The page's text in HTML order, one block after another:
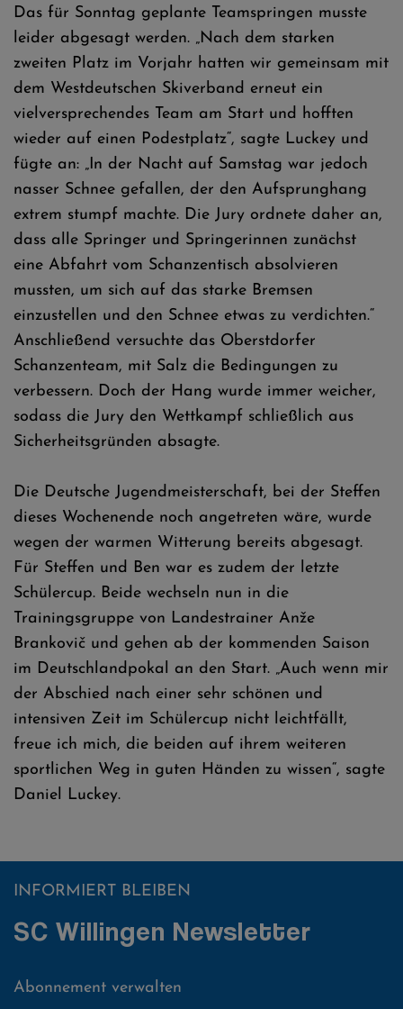
Das für Sonntag geplante Teamspringen musste
leider abgesagt werden. „Nach dem starken
zweiten Platz im Vorjahr hatten wir gemeinsam mit
dem Westdeutschen Skiverband erneut ein
vielversprechendes Team am Start und hofften
wieder auf einen Podestplatz“, sagte Luckey und
fügte an: „In der Nacht auf Samstag war jedoch
nasser Schnee gefallen, der den Aufsprunghang
extrem stumpf machte. Die Jury ordnete daher an,
dass alle Springer und Springerinnen zunächst
eine Abfahrt vom Schanzentisch absolvieren
mussten, um sich auf das starke Bremsen
einzustellen und den Schnee etwas zu verdichten.“
Anschließend versuchte das Oberstdorfer
Schanzenteam, mit Salz die Bedingungen zu
verbessern. Doch der Hang wurde immer weicher,
sodass die Jury den Wettkampf schließlich aus
Sicherheitsgründen absagte.
Die Deutsche Jugendmeisterschaft, bei der Steffen
dieses Wochenende noch angetreten wäre, wurde
wegen der warmen Witterung bereits abgesagt.
Für Steffen und Ben war es zudem der letzte
Schülercup. Beide wechseln nun in die
Trainingsgruppe von Landestrainer Anže
Brankovič und gehen ab der kommenden Saison
im Deutschlandpokal an den Start. „Auch wenn mir
der Abschied nach einer sehr schönen und
intensiven Zeit im Schülercup nicht leichtfällt,
freue ich mich, die beiden auf ihrem weiteren
sportlichen Weg in guten Händen zu wissen“, sagte
Daniel Luckey.
INFORMIERT BLEIBEN
SC Willingen Newsletter
Abonnement verwalten